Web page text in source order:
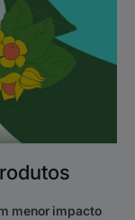
menor impacto